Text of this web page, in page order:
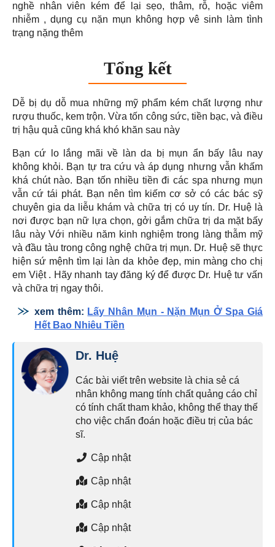
nghề nhân viên kém để lại sẹo, thâm, rỗ, hoặc viêm
nhiễm , dụng cụ nặn mụn không hợp vê sinh làm tình
trạng nặng thêm
Tổng kết
Dễ bị dụ dỗ mua những mỹ phẩm kém chất lượng như
rượu thuốc, kem trộn. Vừa tốn công sức, tiền bạc, và điều
trị hậu quả cũng khá khó khăn sau này
Bạn cứ lo lắng mãi về làn da bị mụn ẩn bấy lâu nay
không khỏi. Bạn tự tra cứu và áp dụng nhưng vẫn khấm
khá chút nào. Bạn tốn nhiều tiền đi các spa nhưng mụn
vẫn cứ tái phát. Bạn nên tìm kiếm cơ sở có các bác sỹ
chuyên gia da liễu khám và chữa trị có uy tín. Dr. Huệ là
nơi được bạn nữ lựa chọn, gởi gắm chữa trị da mặt bấy
lâu này Với nhiều năm kinh nghiệm trong làng thẫm mỹ
và đầu tàu trong công nghệ chữa trị mụn. Dr. Huệ sẽ thực
hiện sứ mệnh tìm lại làn da khỏe đẹp, min màng cho chị
em Việt . Hãy nhanh tay đăng ký để được Dr. Huệ tư vấn
và chữa trị ngay thôi.
xem thêm: Lấy Nhân Mụn - Nặn Mụn Ở Spa Giá
Hết Bao Nhiêu Tiền
Dr. Huệ
Các bài viết trên website là chia sẻ cá
nhân không mang tính chất quảng cáo chỉ
có tính chất tham khảo, không thể thay thế
cho việc chẩn đoán hoặc điều trị của bác
sĩ.
Cập nhật
Cập nhật
Cập nhật
Cập nhật